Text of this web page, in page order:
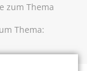
zum Thema
Thema: